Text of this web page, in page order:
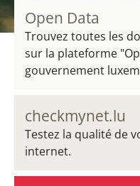
Open Data
Trouvez toutes les
sur la plateforme
gouvernement
checkmynet.lu
Testez la qualité de
internet.